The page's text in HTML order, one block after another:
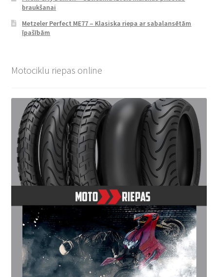
braukšanai
Metzeler Perfect ME77 – Klasiska riepa ar sabalansētām
īpašībām
Motociklu riepas online